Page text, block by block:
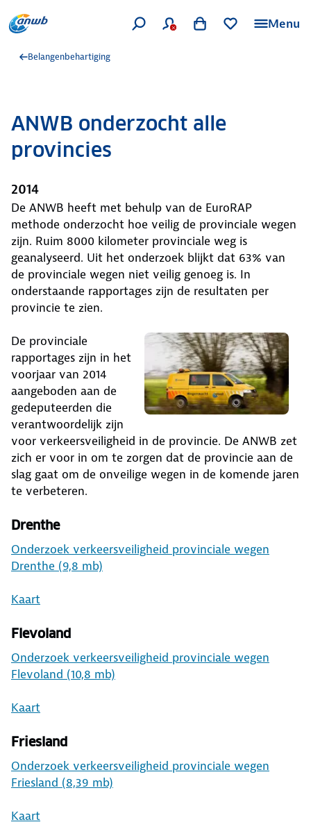
Menu
Belangenbehartiging
ANWB onderzocht alle
provincies
2014
De ANWB heeft met behulp van de EuroRAP
methode onderzocht hoe veilig de provinciale wegen
zijn. Ruim 8000 kilometer provinciale weg is
geanalyseerd. Uit het onderzoek blijkt dat 63% van
de provinciale wegen niet veilig genoeg is. In
onderstaande rapportages zijn de resultaten per
provincie te zien.
De provinciale
rapportages zijn in het
voorjaar van 2014
aangeboden aan de
gedeputeerden die
verantwoordelijk zijn
voor verkeersveiligheid in de provincie. De ANWB zet
zich er voor in om te zorgen dat de provincie aan de
slag gaat om de onveilige wegen in de komende jaren
te verbeteren.
Drenthe
Onderzoek verkeersveiligheid provinciale wegen
Drenthe (9,8 mb)
Kaart
Flevoland
Onderzoek verkeersveiligheid provinciale wegen
Flevoland (10,8 mb)
Kaart
Friesland
Onderzoek verkeersveiligheid provinciale wegen
Friesland (8,39 mb)
Kaart